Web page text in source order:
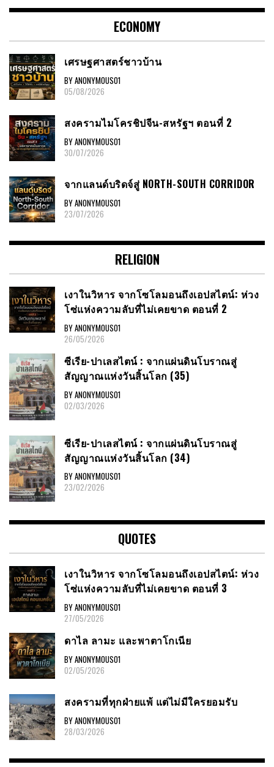
ECONOMY
เศรษฐศาสตร์ชาวบ้าน
BY ANONYMOUS01
05/08/2026
สงครามไมโครชิปจีน-สหรัฐฯ ตอนที่ 2
BY ANONYMOUS01
30/07/2026
จากแลนด์บริดจ์สู่ NORTH-SOUTH CORRIDOR
BY ANONYMOUS01
23/07/2026
RELIGION
เงาในวิหาร จากโซโลมอนถึงเอปสไตน์: ห่วง
โซ่แห่งความลับที่ไม่เคยขาด ตอนที่ 2
BY ANONYMOUS01
26/05/2026
ซีเรีย​-ปาเลสไตน์​ : จากแผ่นดินโบราณสู่
สัญญาณ​แห่งวันสิ้นโลก​ (35)
BY ANONYMOUS01
02/03/2026
ซีเรีย​-ปาเลสไตน์​ : จากแผ่นดินโบราณสู่
สัญญาณ​แห่งวันสิ้นโลก​ (34)
BY ANONYMOUS01
23/02/2026
QUOTES
เงาในวิหาร จากโซโลมอนถึงเอปสไตน์: ห่วง
โซ่แห่งความลับที่ไม่เคยขาด ตอนที่ 3
BY ANONYMOUS01
27/05/2026
ดาไล ลามะ และพาตาโกเนีย
BY ANONYMOUS01
02/05/2026
สงครามที่ทุกฝ่ายแพ้ แต่ไม่มีใครยอมรับ
BY ANONYMOUS01
28/03/2026